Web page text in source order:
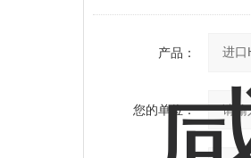
产品：
您的单位：